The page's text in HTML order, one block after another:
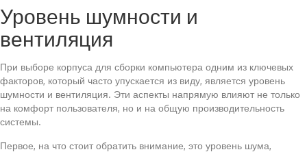
Уровень шумности и
вентиляция
При выборе корпуса для сборки компьютера одним из ключевых
факторов, который часто упускается из виду, является уровень
шумности и вентиляция. Эти аспекты напрямую влияют не только
на комфорт пользователя, но и на общую производительность
системы.
Первое, на что стоит обратить внимание, это уровень шума,